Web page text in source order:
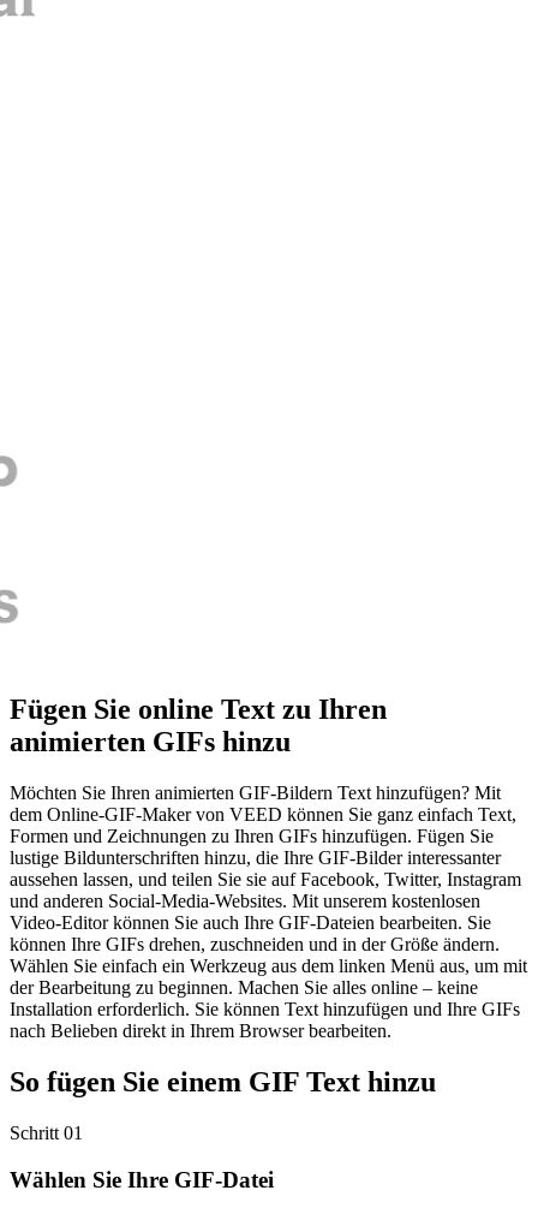
Fügen Sie online Text zu Ihren
animierten GIFs hinzu
Möchten Sie Ihren animierten GIF-Bildern Text hinzufügen? Mit
dem Online-GIF-Maker von VEED können Sie ganz einfach Text,
Formen und Zeichnungen zu Ihren GIFs hinzufügen. Fügen Sie
lustige Bildunterschriften hinzu, die Ihre GIF-Bilder interessanter
aussehen lassen, und teilen Sie sie auf Facebook, Twitter, Instagram
und anderen Social-Media-Websites. Mit unserem kostenlosen
Video-Editor können Sie auch Ihre GIF-Dateien bearbeiten. Sie
können Ihre GIFs drehen, zuschneiden und in der Größe ändern.
Wählen Sie einfach ein Werkzeug aus dem linken Menü aus, um mit
der Bearbeitung zu beginnen. Machen Sie alles online – keine
Installation erforderlich. Sie können Text hinzufügen und Ihre GIFs
nach Belieben direkt in Ihrem Browser bearbeiten.
So fügen Sie einem GIF Text hinzu
Schritt 01
Wählen Sie Ihre GIF-Datei